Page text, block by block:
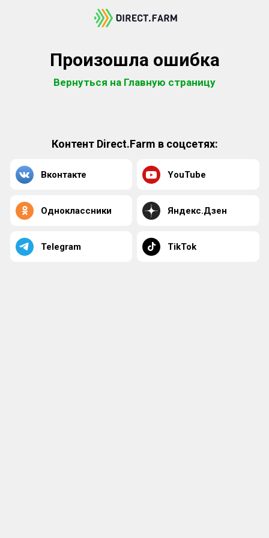
Произошла ошибка
Вернуться на Главную страницу
Контент Direct.Farm в соцсетях:
Вконтакте YouTube
Одноклассники Яндекс.Дзен
Telegram TikTok